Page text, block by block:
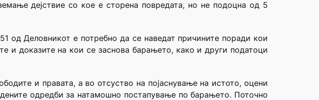
дејствие со кое е сторена повредата, но не подоцна од 5
од Деловникот е потребно да се наведат причините поради кои
и доказите на кои се заснова барањето, како и други податоци
и правата, а во отсуство на појаснување на истото, оцени
одредби за натамошно постапување по барањето. Поточно